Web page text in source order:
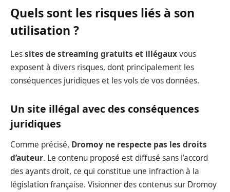
Quels sont les risques liés à son
utilisation ?
Lessites de streaming gratuits et illégauxvous
exposent à divers risques, dont principalement les
conséquences juridiques et les vols de vos données.
Un site illégal avec des conséquences
juridiques
Comme précisé, Dromoy ne respecte pas les droits
d’auteur. Le contenu proposé est diffusé sans l’accord
des ayants droit, ce qui constitue une infraction à la
législation française. Visionner des contenus sur Dromoy